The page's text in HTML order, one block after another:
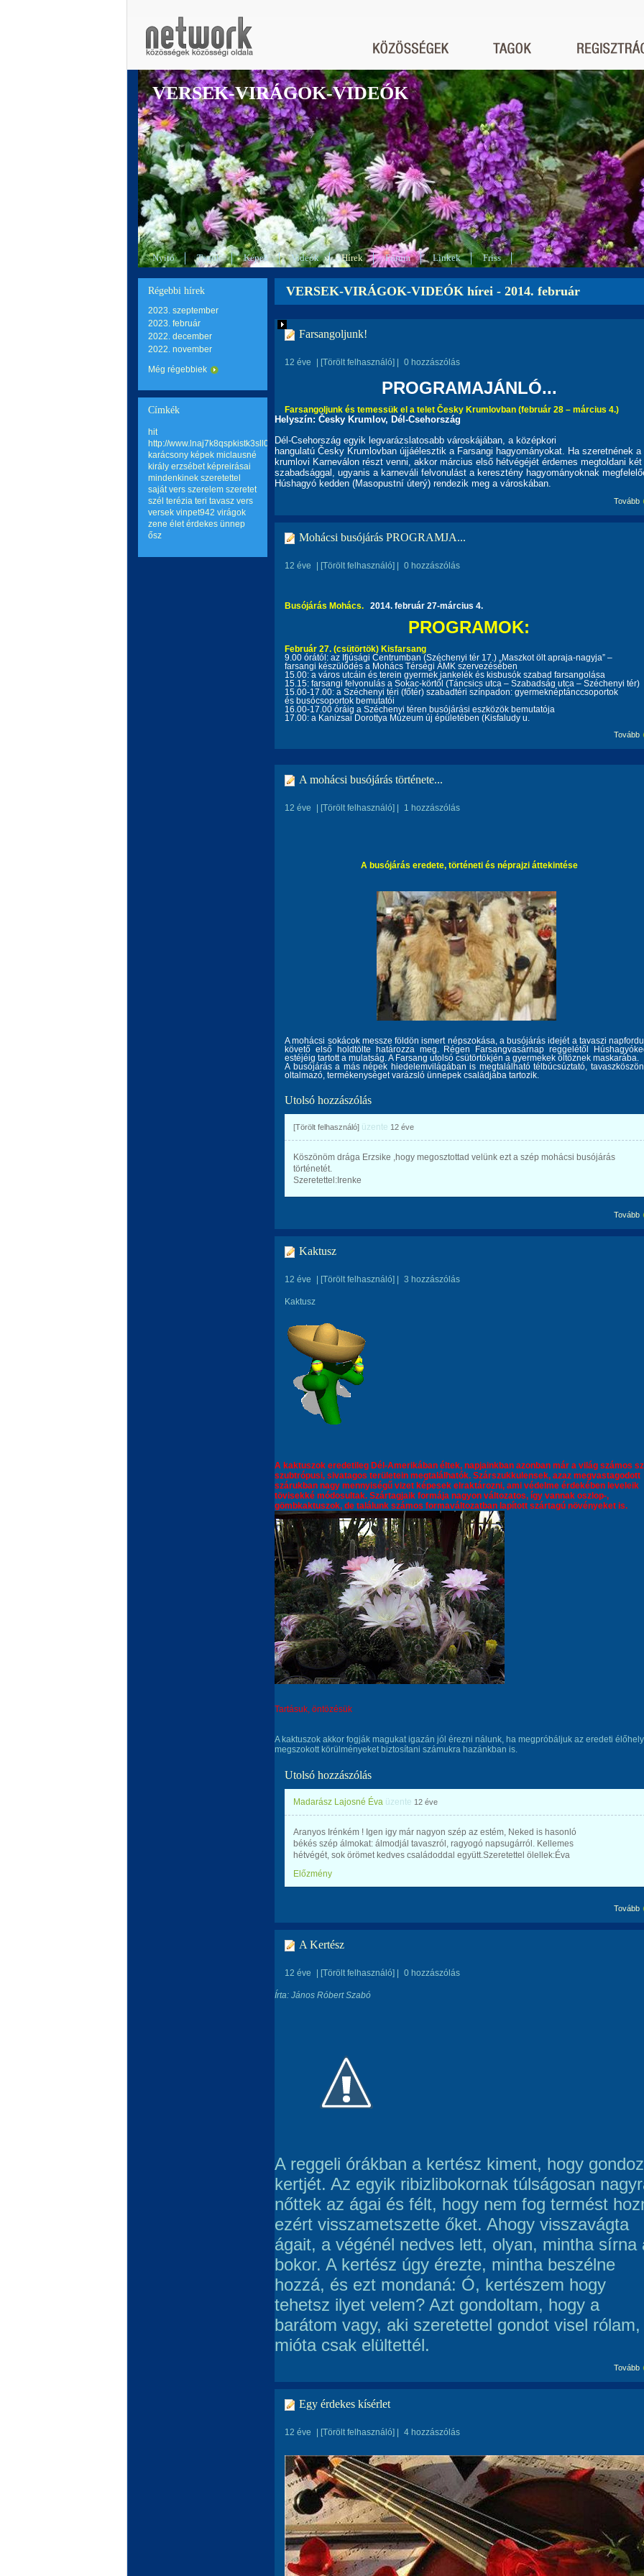
VERSEK-VIRÁGOK-VIDEÓK
Nyitó Tagok Képek Videók Hírek Fórum Linkek Friss
Régebbi hírek
2023. szeptember
2023. február
2022. december
2022. november
Még régebbiek
Címkék
hit
http://www.lnaj7k8qspkistk3sll0hqp6mo2wq8go.com
karácsony képek miclausné
király erzsébet képreirásai
mindenkinek szeretettel
saját vers szerelem szeretet
szél terézia teri tavasz vers
versek vinpet942 virágok
zene élet érdekes ünnep
ősz
VERSEK-VIRÁGOK-VIDEÓK hírei - 2014. február
Farsangoljunk!
12 éve [Törölt felhasználó] 0 hozzászólás
PROGRAMAJÁNLÓ...
Farsangoljunk és temessük el a telet Česky Krumlovban (február 28 – március 4.)
Helyszín: Česky Krumlov, Dél-Csehország
Dél-Csehország egyik legvarázslatosabb városkájában, a középkori
hangulatú Česky Krumlovban újjáélesztik a Farsangi hagyományokat. Ha szeretnének a
krumlovi Karneválon részt venni, akkor március első hétvégéjét érdemes megtoldani két
szabadsággal, ugyanis a karneváli felvonulást a keresztény hagyományoknak
Húshagyó kedden (Masopustní úterý) rendezik meg a városkában.
Tovább
Mohácsi busójárás PROGRAMJA...
12 éve [Törölt felhasználó] 0 hozzászólás
Busójárás Mohács. 2014. február 27-március 4.
PROGRAMOK:
Február 27. (csütörtök) Kisfarsang
9.00 órától: az Ifjúsági Centrumban (Széchenyi tér 17.) „Maszkot ölt apraja-nagyja” –
farsangi készülődés a Mohács Térségi ÁMK szervezésében
15.00: a város utcáin és terein gyermek jankelék és kisbusók szabad farsangolása
15.15: farsangi felvonulás a Sokac-körtől (Táncsics utca – Szabadság utca – Széchenyi tér)
15.00-17.00: a Széchenyi téri (főtér) szabadtéri színpadon: gyermeknéptánccsoportok
és busócsoportok bemutatói
16.00-17.00 óráig a Széchenyi téren busójárási eszközök bemutatója
17.00: a Kanizsai Dorottya Múzeum új épületében (Kisfaludy u.
Tovább
A mohácsi busójárás története...
12 éve [Törölt felhasználó] 1 hozzászólás
A busójárás eredete, történeti és néprajzi áttekintése
A mohácsi sokácok messze földön ismert népszokása, a busójárás idejét a tavaszi
követő első holdtölte határozza meg. Régen Farsangvasárnap reggelétől
estéjéig tartott a mulatság. A Farsang utolsó csütörtökjén a gyermekek öltöznek maskarába.
A busójárás a más népek hiedelemvilágában is megtalálható télbúcsúztató,
oltalmazó, termékenységet varázsló ünnepek családjába tartozik.
Utolsó hozzászólás
[Törölt felhasználó] üzente 12 éve
Köszönöm drága Erzsike ,hogy megosztottad velünk ezt a szép mohácsi busójárás
történetét.
Szeretettel:Irenke
Tovább
Kaktusz
12 éve [Törölt felhasználó] 3 hozzászólás
Kaktusz
A kaktuszok eredetileg Dél-Amerikában éltek, napjainkban azonban már a világ számos
szubtrópusi, sivatagos területein megtalálhatók. Szárszukkulensek, azaz megvastagodott
szárukban nagy mennyiségű vizet képesek elraktározni, ami védelme érdekében leveleik
tövisekké módosultak. Szártagjaik formája nagyon változatos, így vannak oszlop-,
gömbkaktuszok, de találunk számos formaváltozatban lapított szártagú növényeket is.
Tartásuk, öntözésük
A kaktuszok akkor fogják magukat igazán jól érezni nálunk, ha megpróbáljuk az eredeti
megszokott körülményeket biztosítani számukra hazánkban is.
Utolsó hozzászólás
Madarász Lajosné Éva üzente 12 éve
Aranyos Irénkém ! Igen igy már nagyon szép az estém, Neked is hasonló
békés szép álmokat: álmodjál tavaszról, ragyogó napsugárról. Kellemes
hétvégét, sok örömet kedves családoddal együtt.Szeretettel ölellek:Éva
Előzmény
Tovább
A Kertész
12 éve [Törölt felhasználó] 0 hozzászólás
Írta: János Róbert Szabó
A reggeli órákban a kertész kiment, hogy
kertjét. Az egyik ribizlibokornak túlságosan
nőttek az ágai és félt, hogy nem fog termést
ezért visszametszette őket. Ahogy visszavágta
ágait, a végénél nedves lett, olyan, mintha sírna
bokor. A kertész úgy érezte, mintha beszélne
hozzá, és ezt mondaná: Ó, kertészem hogy
tehetsz ilyet velem? Azt gondoltam, hogy a
barátom vagy, aki szeretettel gondot visel rólam,
mióta csak elültettél.
Tovább
Egy érdekes kísérlet
12 éve [Törölt felhasználó] 4 hozzászólás